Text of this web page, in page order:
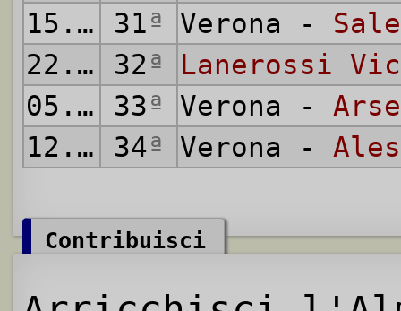
15.05.1955
31ª Verona -
22.05.1955
32ª
Lanerossi
05.06.1955
33ª Verona -
12.06.1955
34ª Verona -
Contribuisci